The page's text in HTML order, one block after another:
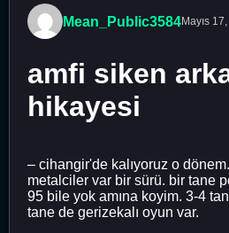
Mean_Public3584Mayıs
amfi siken
hikayesi
– cihangir'de kalıyoruz o
metalciler var bir sürü. bir tane
95 bile yok amına koyim. 3-4
tane de gerizekalı oyun var.